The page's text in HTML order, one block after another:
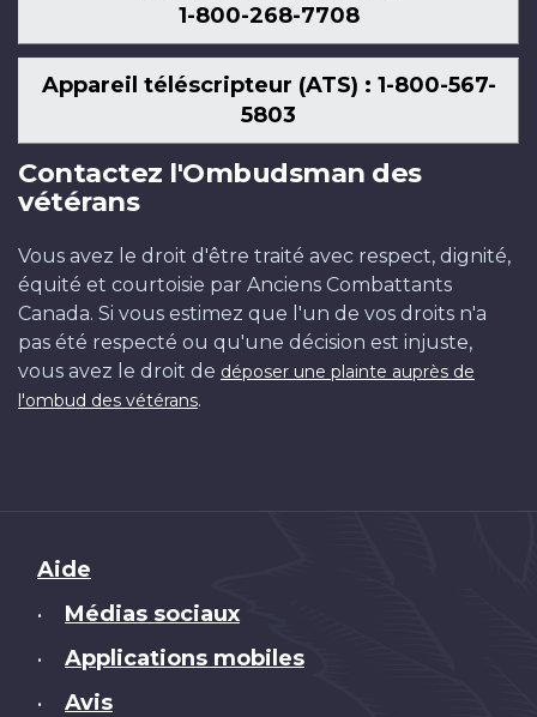
1-800-268-7708
Appareil téléscripteur (ATS) : 1-800-567-
5803
Contactez l'Ombudsman des
vétérans
Vous avez le droit d'être traité avec respect, dignité,
équité et courtoisie par Anciens Combattants
Canada. Si vous estimez que l'un de vos droits n'a
pas été respecté ou qu'une décision est injuste,
vous avez le droit de déposer une plainte auprès de
l'ombud des vétérans.
Brand
Aide
• Médias sociaux
• Applications mobiles
• Avis